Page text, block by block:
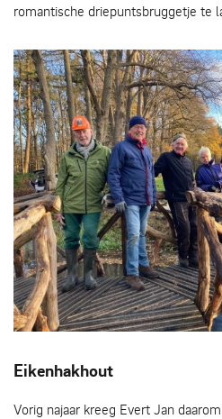
romantische driepuntsbruggetje te
Eikenhakhout
Vorig najaar kreeg Evert Jan